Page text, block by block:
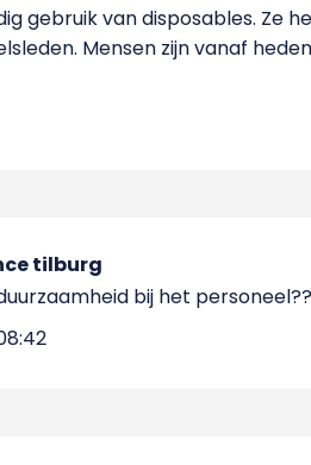
gebruik van disposables. Ze
Mensen zijn vanaf
tilburg
bij het